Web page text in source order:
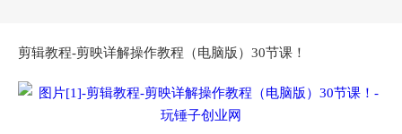
剪辑教程-剪映详解操作教程（电脑版）30节课！